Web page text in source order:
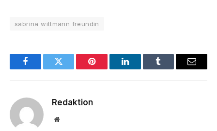
sabrina wittmann freundin
FacebookTwitter Pinterest LinkedInTumblr Email
Redaktion
Website